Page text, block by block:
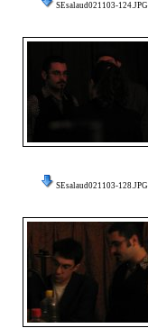
SEsalaud021103-124.JPG
SEsalaud021103-128.JPG